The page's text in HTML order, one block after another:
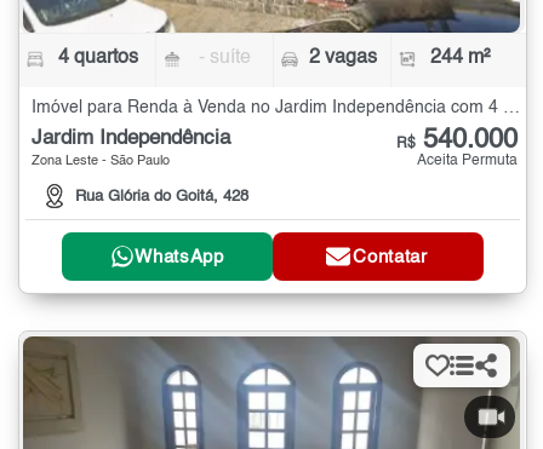
4 quartos - suíte 2 vagas 244 m²
Jardim Independência
Zona Leste - São Paulo
Rua Glória do Goitá, 428
R$ 540.000
Aceita Permuta
WhatsApp Contatar